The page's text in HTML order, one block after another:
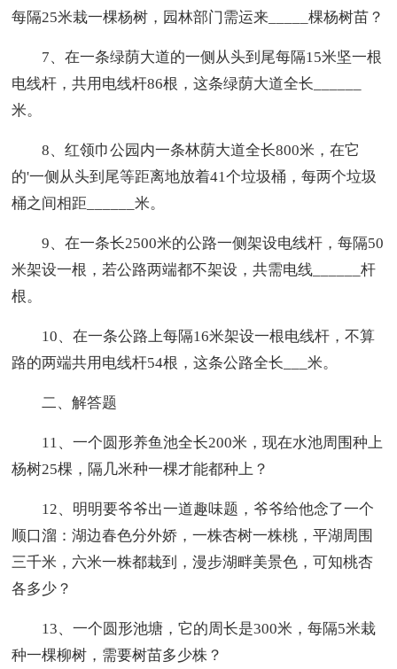
每隔25米栽一棵杨树，园林部门需运来_____棵杨树苗？
7、在一条绿荫大道的一侧从头到尾每隔15米坚一根
电线杆，共用电线杆86根，这条绿荫大道全长______
米。
8、红领巾公园内一条林荫大道全长800米，在它
的'一侧从头到尾等距离地放着41个垃圾桶，每两个垃圾
桶之间相距______米。
9、在一条长2500米的公路一侧架设电线杆，每隔50
米架设一根，若公路两端都不架设，共需电线______杆
根。
10、在一条公路上每隔16米架设一根电线杆，不算
路的两端共用电线杆54根，这条公路全长___米。
二、解答题
11、一个圆形养鱼池全长200米，现在水池周围种上
杨树25棵，隔几米种一棵才能都种上？
12、明明要爷爷出一道趣味题，爷爷给他念了一个
顺口溜：湖边春色分外娇，一株杏树一株桃，平湖周围
三千米，六米一株都栽到，漫步湖畔美景色，可知桃杏
各多少？
13、一个圆形池塘，它的周长是300米，每隔5米栽
种一棵柳树，需要树苗多少株？